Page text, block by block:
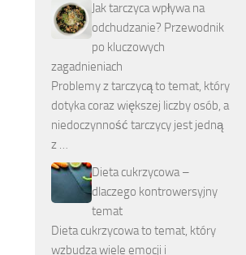
Jak tarczyca wpływa na
odchudzanie? Przewodnik
po kluczowych
zagadnieniach
Problemy z tarczycą to temat, który
dotyka coraz większej liczby osób, a
niedoczynność tarczycy jest jedną
z …
Dieta cukrzycowa –
dlaczego kontrowersyjny
temat
Dieta cukrzycowa to temat, który
wzbudza wiele emocji i